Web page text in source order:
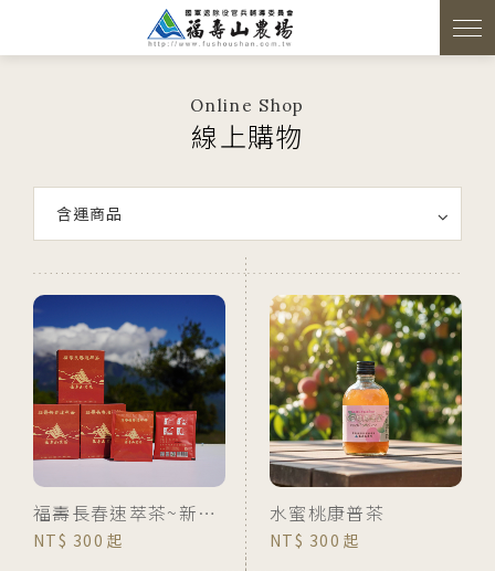
Online Shop
線上購物
含運商品
福壽長春速萃茶~新増果香風味上市
300
水蜜桃康普茶
300